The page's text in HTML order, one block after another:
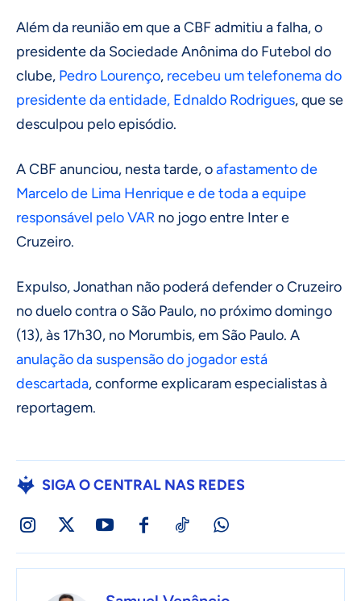
Além da reunião em que a CBF admitiu a falha, o
presidente da Sociedade Anônima do Futebol do
clube, Pedro Lourenço, recebeu um telefonema do
presidente da entidade, Ednaldo Rodrigues, que se
desculpou pelo episódio.
A CBF anunciou, nesta tarde, oafastamento de
Marcelo de Lima Henrique e de toda a equipe
responsável pelo VAR no jogo entre Inter e
Cruzeiro.
Expulso, Jonathan não poderá defender o Cruzeiro
no duelo contra o São Paulo, no próximo domingo
(13), às 17h30, no Morumbis, em São Paulo. A
anulação da suspensão do jogador está
descartada, conforme explicaram especialistas à
reportagem.
SIGA O CENTRAL NAS REDES